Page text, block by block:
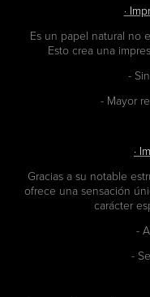
·
Es un papel natural no
Esto crea una
-
- Mayor
·
Gracias a su notable
ofrece una sensación
carácter
-
-